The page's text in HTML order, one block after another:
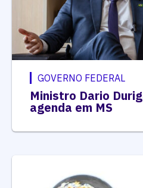
GOVERNO FEDERAL
Ministro Dario
agenda em MS